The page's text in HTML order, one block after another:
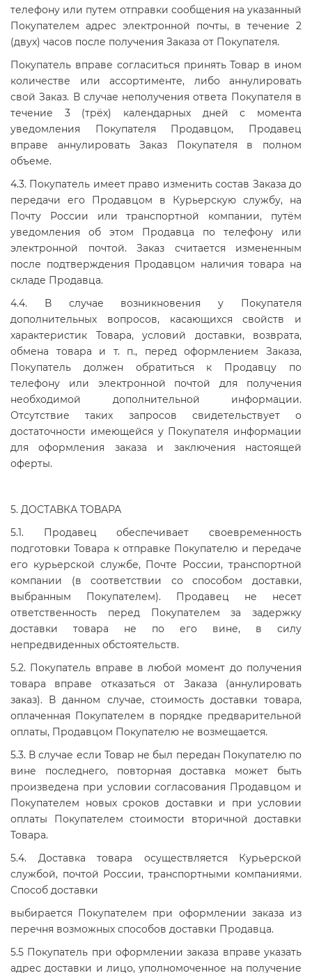
телефону или путем отправки сообщения на указанный
Покупателем адрес электронной почты, в течение 2
(двух) часов после получения Заказа от Покупателя.
Покупатель вправе согласиться принять Товар в ином
количестве или ассортименте, либо аннулировать
свой Заказ. В случае неполучения ответа Покупателя в
течение 3 (трёх) календарных дней с момента
уведомления Покупателя Продавцом, Продавец
вправе аннулировать Заказ Покупателя в полном
объеме.
4.3. Покупатель имеет право изменить состав Заказа до
передачи его Продавцом в Курьерскую службу, на
Почту России или транспортной компании, путём
уведомления об этом Продавца по телефону или
электронной почтой. Заказ считается измененным
после подтверждения Продавцом наличия товара на
складе Продавца.
4.4. В случае возникновения у Покупателя
дополнительных вопросов, касающихся свойств и
характеристик Товара, условий доставки, возврата,
обмена товара и т. п., перед оформлением Заказа,
Покупатель должен обратиться к Продавцу по
телефону или электронной почтой для получения
необходимой дополнительной информации.
Отсутствие таких запросов свидетельствует о
достаточности имеющейся у Покупателя информации
для оформления заказа и заключения настоящей
оферты.
5. ДОСТАВКА ТОВАРА
5.1. Продавец обеспечивает своевременность
подготовки Товара к отправке Покупателю и передаче
его курьерской службе, Почте России, транспортной
компании (в соответствии со способом доставки,
выбранным Покупателем). Продавец не несет
ответственность перед Покупателем за задержку
доставки товара не по его вине, в силу
непредвиденных обстоятельств.
5.2. Покупатель вправе в любой момент до получения
товара вправе отказаться от Заказа (аннулировать
заказ). В данном случае, стоимость доставки товара,
оплаченная Покупателем в порядке предварительной
оплаты, Продавцом Покупателю не возмещается.
5.3. В случае если Товар не был передан Покупателю по
вине последнего, повторная доставка может быть
произведена при условии согласования Продавцом и
Покупателем новых сроков доставки и при условии
оплаты Покупателем стоимости вторичной доставки
Товара.
5.4. Доставка товара осуществляется Курьерской
службой, почтой России, транспортными компаниями.
Способ доставки
выбирается Покупателем при оформлении заказа из
перечня возможных способов доставки Продавца.
5.5 Покупатель при оформлении заказа вправе указать
адрес доставки и лицо, уполномоченное на получение